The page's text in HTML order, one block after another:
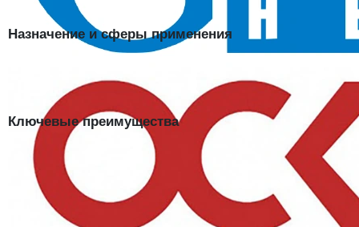
спилка выдерживает контакт с раскалёнными частицами.
Назначение и сферы применения
Сварочные посты, литейные и кузнечные участки, работы с
защита ног поверх обуви и спецодежды.
Ключевые преимущества
Комбинированный материал:
спилок и брезент вместе
прочнее одного слоя ткани;
Защита голеней и обуви:
чехлы прикрывают зону, которую не
всегда закрывают брюки;
Устойчивость к искрам:плотный спилок не тлеет при